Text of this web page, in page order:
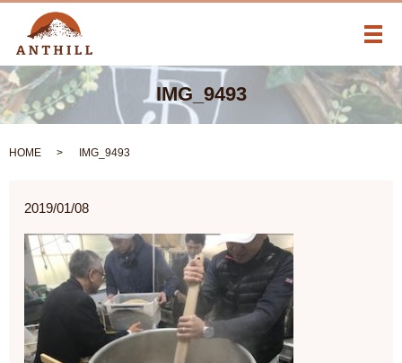
メ
IMG_9493
HOME IMG_9493
2019/01/08